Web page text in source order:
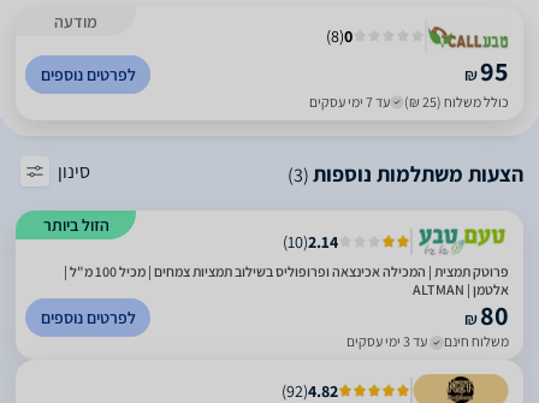
מודעה
0
(
8
)
₪95
כולל משלוח (25 ₪) עד 7 ימי עסקים
לפרטים נוספים
הצעות משתלמות נוספות(3) סינון
הזול ביותר
2.14
(
10
)
פרוטק תמצית | המכילה אכינצאה ופרופוליס בשילוב תמציות צמחים | מכיל 100 מ"ל |
אלטמן | ALTMAN
₪80
משלוח חינם עד 3 ימי עסקים
לפרטים נוספים
4.82
(
92
)